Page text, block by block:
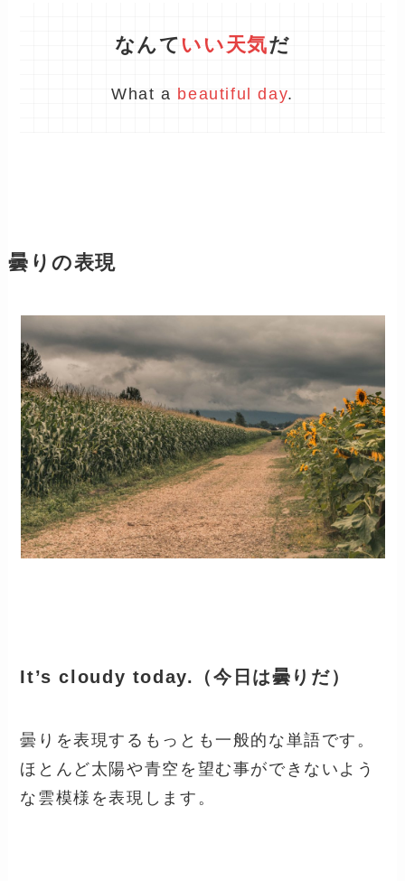
なんて いい天気だ
What a beautiful day.
曇りの表現
It’s cloudy today.（今日は曇りだ）
曇りを表現するもっとも一般的な単語です。
ほとんど太陽や青空を望む事ができないよう
な雲模様を表現します。